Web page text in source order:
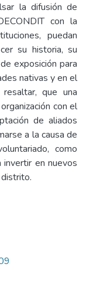
la difusión de
con la
puedan
su historia, su
exposición para
nativas y en el
que una
con el
de aliados
a la causa de
como
en nuevos